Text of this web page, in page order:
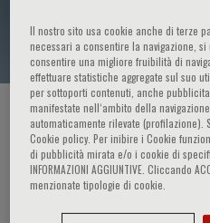
Roberto Cauda
HOME PAGE / CORSI ED EVENTI
Il nostro sito usa cookie anche di terze
necessari a consentire la navigazione,
consentire una migliore fruibilità di
effettuare statistiche aggregate sul suo
per sottoporti contenuti, anche
manifestate nell‘ambito della
automaticamente rilevate (profilazione).
Cookie policy. Per inibire i Cookie
di pubblicità mirata e/o i cookie di
INFORMAZIONI AGGIUNTIVE. Cliccando
menzionate tipologie di cookie.